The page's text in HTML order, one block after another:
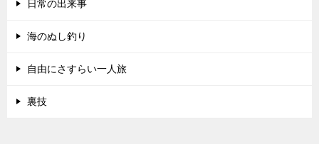
日常の出来事
海のぬし釣り
自由にさすらい一人旅
裏技